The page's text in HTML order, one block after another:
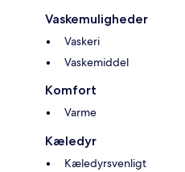
Vaskemuligheder
Vaskeri
Vaskemiddel
Komfort
Varme
Kæledyr
Kæledyrsvenligt